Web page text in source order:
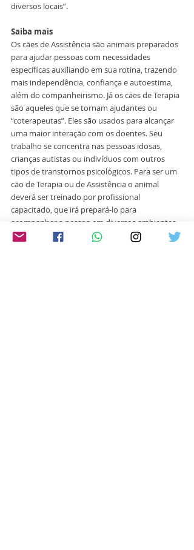
diversos locais”.
Saiba mais
Os cães de Assistência são animais preparados
para ajudar pessoas com necessidades
específicas auxiliando em sua rotina, trazendo
mais independência, confiança e autoestima,
além do companheirismo. Já os cães de Terapia
são aqueles que se tornam ajudantes ou
“coterapeutas”. Eles são usados para alcançar
uma maior interação com os doentes. Seu
trabalho se concentra nas pessoas idosas,
crianças autistas ou indivíduos com outros
tipos de transtornos psicológicos. Para ser um
cão de Terapia ou de Assistência o animal
deverá ser treinado por profissional
capacitado, que irá prepará-lo para
acompanhar a pessoa em diversos ambientes
e situações.